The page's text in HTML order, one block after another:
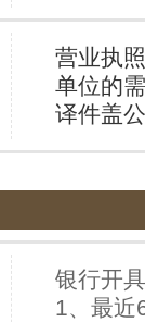
营业执
单位的
译件盖
银行开
1、最近